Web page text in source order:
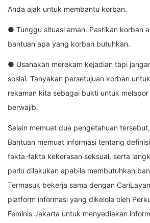
Anda ajak untuk membantu korban.
● Tunggu situasi aman. Pastikan korban
bantuan apa yang korban butuhkan.
● Usahakan merekam kejadian tapi
sosial. Tanyakan persetujuan korban
rekaman kita sebagai bukti untuk
berwajib.
Selain memuat dua pengetahuan
Bantuan memuat informasi tentang
fakta-fakta kekerasan seksual, serta
perlu dilakukan apabila membutuhkan
Termasuk bekerja sama dengan
platform informasi yang dikelola oleh
Feminis Jakarta untuk menyediakan